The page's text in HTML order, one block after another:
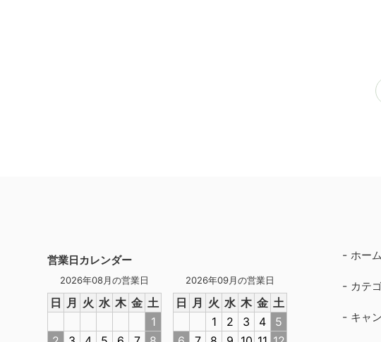
営業日カレンダー
2026年08月の営業日
日 月 火 水 木 金 土
1
2026年09月の営業日
日 月 火 水 木 金 土
1
2 3 4
5
ホーム
カテ
キャ